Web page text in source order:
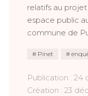
relatifs au
espace public
commune de
Pinet
Publication : 24
Création : 23